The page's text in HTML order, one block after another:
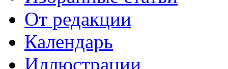
От редакции
Календарь
Иллюстрации